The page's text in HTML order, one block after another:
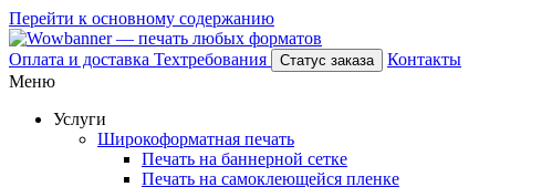
Перейти к основному содержанию
Оплата и доставка Техтребования Статус заказа
Контакты
Меню
Услуги
Широкоформатная печать
Печать на баннерной сетке
Печать на самоклеющейся пленке